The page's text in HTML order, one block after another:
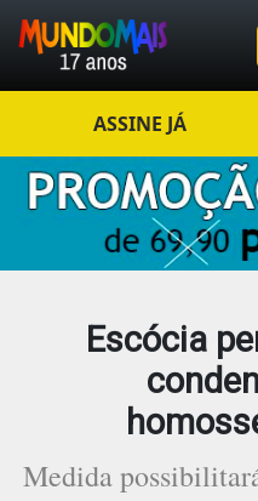
ASSINE JÁ
Escócia
Medida